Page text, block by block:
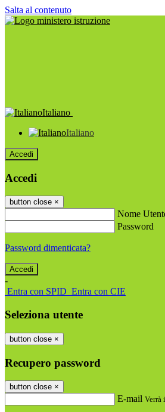
Salta al contenuto
Italiano
Italiano
Accedi
Accedi
button close ×
Nome
Password
Password dimenticata?
-
Entra con SPID Entra con CIE
Seleziona utente
button close ×
Recupero password
button close ×
E-mail Verrà